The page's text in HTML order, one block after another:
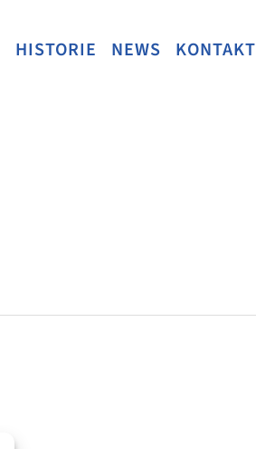
HISTORIE NEWS KONTAKT